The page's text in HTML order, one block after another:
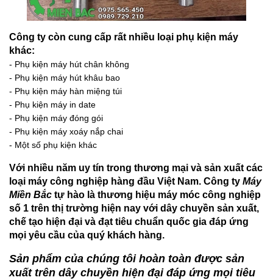
Công ty còn cung cấp rất nhiều loại phụ kiện máy
khác:
- Phụ kiện máy hút chân không
- Phụ kiện máy hút khâu bao
- Phụ kiện máy hàn miệng túi
- Phụ kiện máy in date
- Phụ kiện máy đóng gói
- Phụ kiện máy xoáy nắp chai
- Một số phụ kiện khác
Với nhiều năm uy tín trong thương mại và sản xuất các
loại máy công nghiệp hàng đầu Việt Nam. Công ty Máy
Miền Bắc tự hào là thương hiệu máy móc công nghiệp
số 1 trên thị trường hiện nay với dây chuyền sản xuất,
chế tạo hiện đại và đạt tiêu chuẩn quốc gia đáp ứng
mọi yêu cầu của quý khách hàng.
Sản phẩm của chúng tôi hoàn toàn được sản
xuất trên dây chuyền hiện đại đáp ứng mọi tiêu